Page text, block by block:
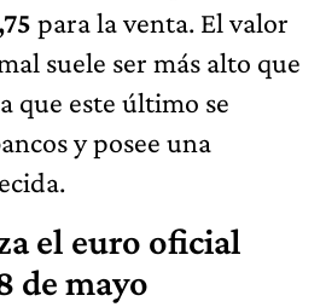
para la venta. El valor
suele ser más alto que
que este último se
y posee una
el euro oficial
de mayo